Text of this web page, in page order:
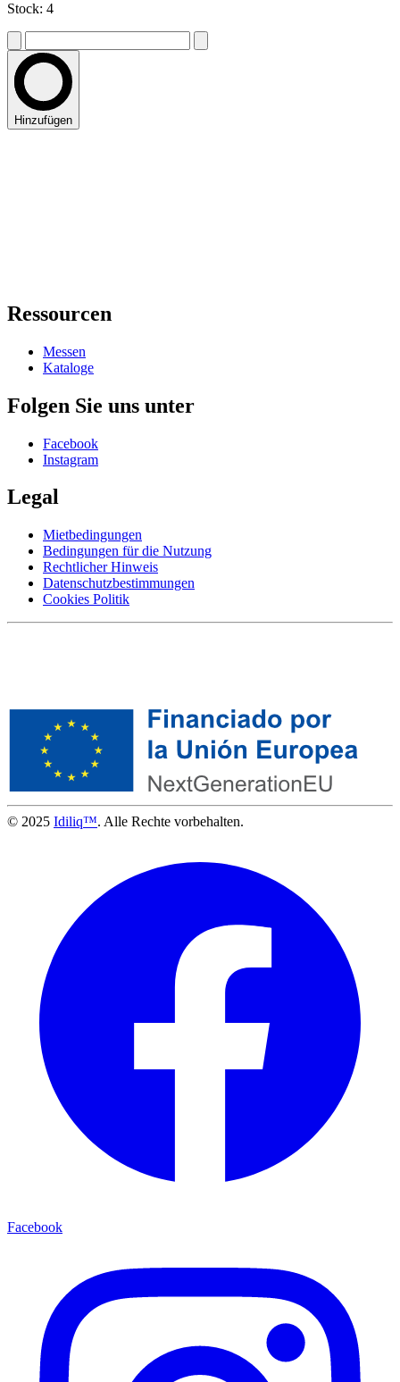
Stock: 4
Hinzufügen
Ressourcen
Messen
Kataloge
Folgen Sie uns unter
Facebook
Instagram
Legal
Mietbedingungen
Bedingungen für die Nutzung
Rechtlicher Hinweis
Datenschutzbestimmungen
Cookies Politik
© 2025 Idiliq™. Alle Rechte vorbehalten.
Facebook